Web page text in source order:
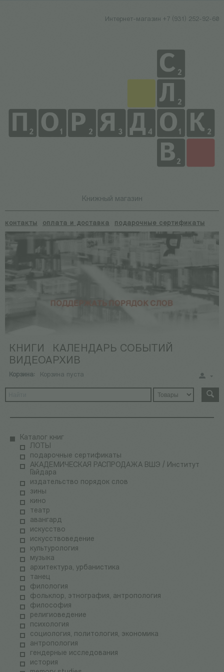
Интернет-магазин +7 (931) 252-92-60
Книжный магазин
контакты оплата и доставка подарочные сертификаты
КНИГИ
КАЛЕНДАРЬ СОБЫТИЙ
ВИДЕОАРХИВ
Корзина: Корзина пуста
Каталог книг
ЛОТЫ
подарочные сертификаты
АКАДЕМИЧЕСКАЯ РАСПРОДАЖА ВШЭ / Институт
Гайдара
издательство порядок слов
зины
кино
театр
авангард
искусство
искусствоведение
культурология
музыка
архитектура, урбанистика
танец
филология
фольклор, этнография, антропология
философия
религиоведение
психология
социология, политология, экономика
антропология
гендерные исследования
история